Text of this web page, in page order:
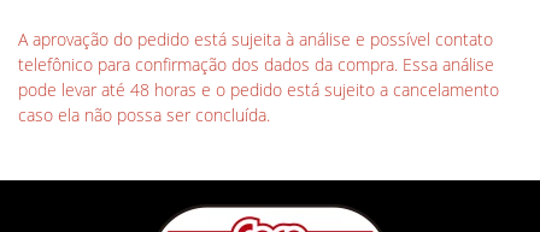
A aprovação do pedido está sujeita à análise e possível contato
telefônico para confirmação dos dados da compra. Essa análise
pode levar até 48 horas e o pedido está sujeito a cancelamento
caso ela não possa ser concluída.